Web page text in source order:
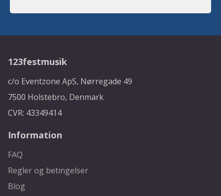
123festmusik
c/o Eventzone ApS, Nørregade 49
7500 Holstebro, Denmark
CVR: 43349414
Information
FAQ
Regler og betingelser
Blog